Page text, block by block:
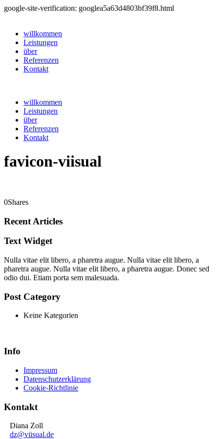
google-site-verification: googlea5a63d4803bf39f8.html
willkommen
Leistungen
über
Referenzen
Kontakt
willkommen
Leistungen
über
Referenzen
Kontakt
favicon-viisual
0Shares
Recent Articles
Text Widget
Nulla vitae elit libero, a pharetra augue. Nulla vitae elit libero, a
pharetra augue. Nulla vitae elit libero, a pharetra augue. Donec sed
odio dui. Etiam porta sem malesuada.
Post Category
Keine Kategorien
Info
Impressum
Datenschutzerklärung
Cookie-Richtlinie
Kontakt
Diana Zoll
dz@viisual.de